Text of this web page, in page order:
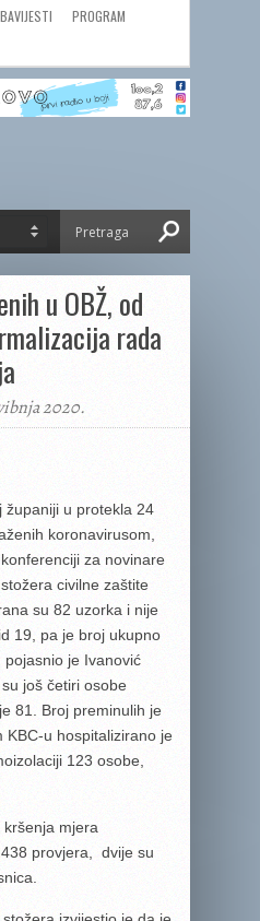
PROGRAM
u OBŽ, od
rada
2020.
županiji u protekla 24
koronavirusom,
za novinare
civilne zaštite
su 82 uzorka i nije
19, pa je broj ukupno
je Ivanović
još četiri osobe
81. Broj preminulih je
KBC-u hospitalizirano je
123 osobe,
kršenja mjera
provjera, dvije su